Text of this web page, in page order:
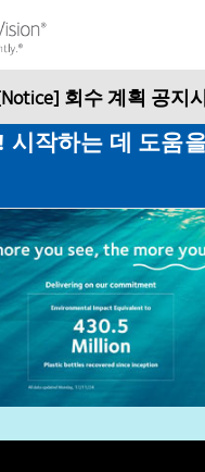
회수 계획 공지
시작하는 데 도움